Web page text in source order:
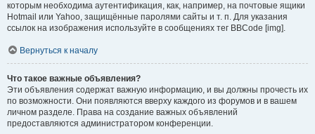
которым необходима аутентификация, как, например, на почтовые ящики
Hotmail или Yahoo, защищённые паролями сайты и т. п. Для указания
ссылок на изображения используйте в сообщениях тег BBCode [img].
Вернуться к началу
Что такое важные объявления?
Эти объявления содержат важную информацию, и вы должны прочесть их
по возможности. Они появляются вверху каждого из форумов и в вашем
личном разделе. Права на создание важных объявлений
предоставляются администратором конференции.